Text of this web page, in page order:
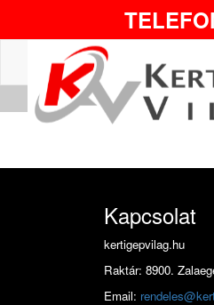
Kapcsolat
kertigepvilag.hu
Raktár: 8900.
Email: